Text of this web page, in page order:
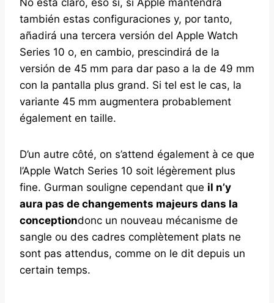
también estas configuraciones y, por tanto,
añadirá una tercera versión del Apple Watch
Series 10 o, en cambio, prescindirá de la
versión de 45 mm para dar paso a la de 49 mm
con la pantalla plus grand. Si tel est le cas, la
variante 45 mm augmentera probablement
également en taille.
D’un autre côté, on s’attend également à ce que
l’Apple Watch Series 10 soit légèrement plus
fine. Gurman souligne cependant que il n’y
aura pas de changements majeurs dans la
conceptiondonc un nouveau mécanisme de
sangle ou des cadres complètement plats ne
sont pas attendus, comme on le dit depuis un
certain temps.